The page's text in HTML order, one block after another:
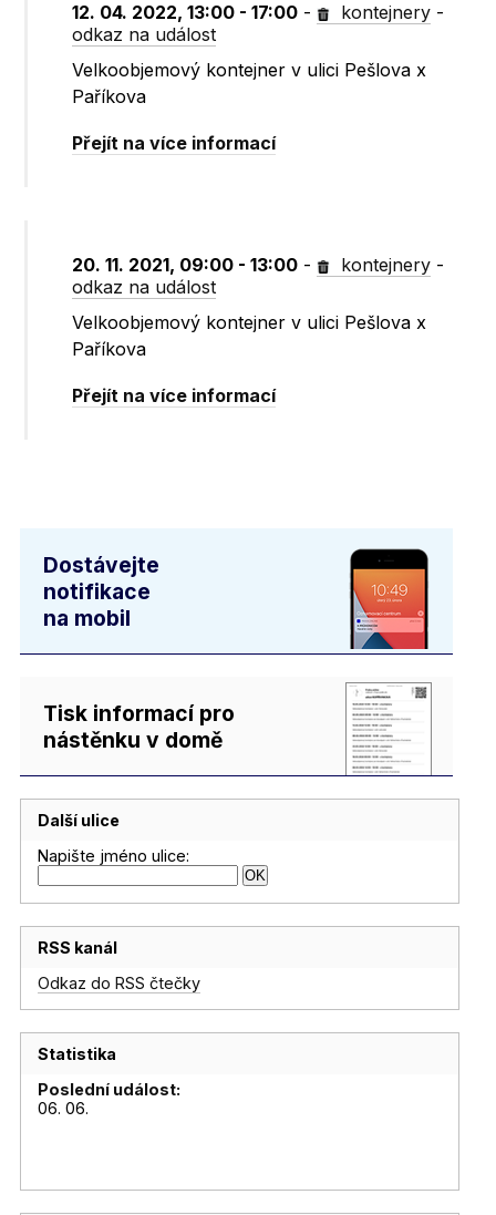
12. 04. 2022, 13:00 - 17:00 - kontejnery -
odkaz na událost
Velkoobjemový kontejner v ulici Pešlova x
Paříkova
Přejít na více informací
20. 11. 2021, 09:00 - 13:00 - kontejnery -
odkaz na událost
Velkoobjemový kontejner v ulici Pešlova x
Paříkova
Přejít na více informací
Dostávejte
notifikace
na mobil
Tisk informací pro
nástěnku v domě
Další ulice
Napište jméno ulice:
RSS kanál
Odkaz do RSS čtečky
Statistika
Poslední událost:
06. 06.